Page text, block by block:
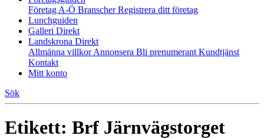
Företag A-Ö BranscherRegistrera ditt företag
Lunchguiden
Galleri Direkt
Landskrona Direkt
Allmänna villkorAnnonsera Bli prenumerant Kundtjänst
Kontakt
Mitt konto
Sök
Etikett: Brf Järnvägstorget